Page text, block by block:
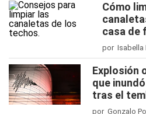
Cómo
casa de
por Isabella
Explosión
que
tras el
por Gonzalo